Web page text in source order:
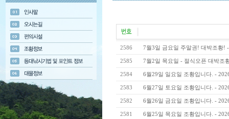
2586 7월3일 금요일 주말권! 대박조황!
2585 7월2일 목요일 - 절식오픈 대박조
2584 6월29일 일요일 조황입니다. -
2583 6월27일 토요일 조황입니다. -
2582 6월26일 금요일 조황입니다. -
2581 6월25일 목요일 조황입니다. -